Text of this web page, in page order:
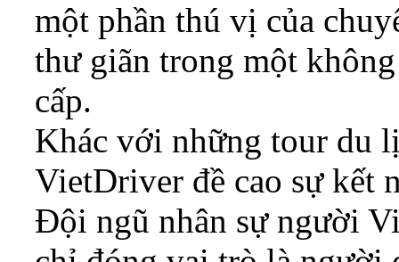
một phần thú vị của
thư giãn trong một
cấp.
Khác với những tour du
VietDriver đề cao sự kết
Đội ngũ nhân sự người